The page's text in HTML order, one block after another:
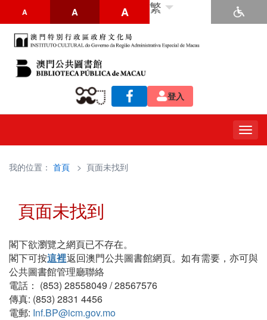
A A A 繁
登入
我的位置： 首頁 > 頁面未找到
頁面未找到
閣下欲瀏覽之網頁已不存在。
閣下可按這裡返回澳門公共圖書館網頁。如有需要，亦可與
公共圖書館管理廳聯絡
電話： (853) 28558049 / 28567576
傳真: (853) 2831 4456
電郵: Inf.BP@icm.gov.mo